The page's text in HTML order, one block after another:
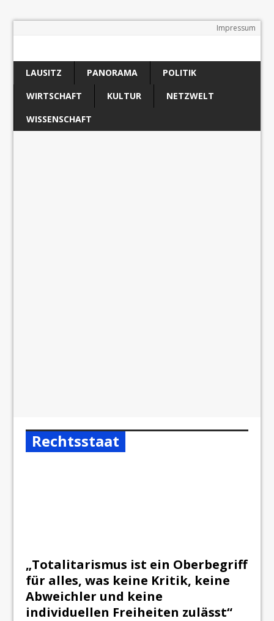
Impressum
LAUSITZ PANORAMA
POLITIK
WIRTSCHAFT
KULTUR
NETZWELT
WISSENSCHAFT
Rechtsstaat
„Totalitarismus ist ein Oberbegriff
für alles, was keine Kritik, keine
Abweichler und keine
individuellen Freiheiten zulässt“